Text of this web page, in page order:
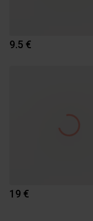
9.5 €
19 €